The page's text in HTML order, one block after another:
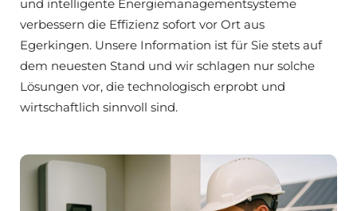
und intelligente Energiemanagementsysteme
verbessern die Effizienz sofort vor Ort aus
Egerkingen. Unsere Information ist für Sie stets auf
dem neuesten Stand und wir schlagen nur solche
Lösungen vor, die technologisch erprobt und
wirtschaftlich sinnvoll sind.